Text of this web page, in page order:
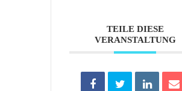
TEILE DIESE
VERANSTALTUNG